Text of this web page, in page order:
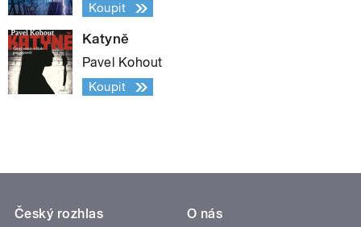
Koupit
Katyně
Pavel Kohout
Koupit
Český rozhlas
O nás